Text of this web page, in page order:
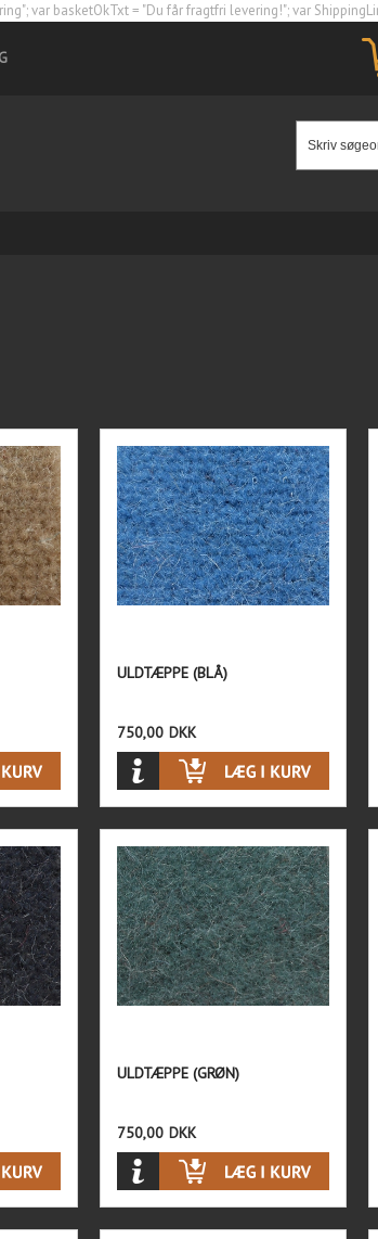
var basketOkTxt = "Du får fragtfri levering!"; var
ULDTÆPPE (BLÅ)
750,00 DKK
ULDTÆPPE (GRØN)
750,00 DKK